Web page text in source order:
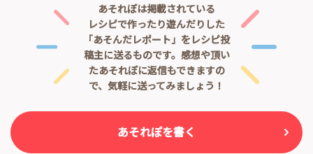
あそれぽは掲載されている
レシピで作ったり遊んだりした
「あそんだレポート」をレシピ投
稿主に送るものです。 感想や頂い
たあそれぽに返信もできますの
で、気軽に送ってみましょう！
あそれぽを書く